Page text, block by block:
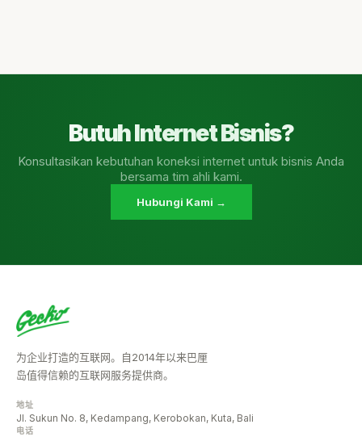
Butuh Internet Bisnis?
Konsultasikan kebutuhan koneksi internet untuk bisnis Anda
bersama tim ahli kami.
Hubungi Kami →
为企业打造的互联网。自2014年以来巴厘
岛值得信赖的互联网服务提供商。
地址
Jl. Sukun No. 8, Kedampang, Kerobokan, Kuta, Bali
电话